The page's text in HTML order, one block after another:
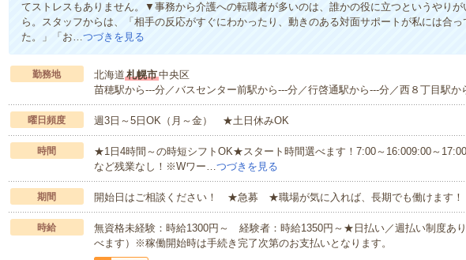
てストレスもありません。▼事務から介護への転職者が多いのは、誰かの役に立つというやりが
ら。スタッフからは、「相手の反応がすぐにわかったり、動きのある対面サポートが私には合っ
た。」「お…つづきを見る
勤務地 北海道札幌市中央区
苗穂駅から---分／バスセンター前駅から---分／行啓通駅から---分／西８丁目駅か
曜日頻度 週3日～5日OK（月～金） ★土日休みOK
時間
★1日4時間～の時短シフトOK★スタート時間選べます！7:00～16:009:00～
など残業なし！※Wワー…つづきを見る
期間 開始日はご相談ください！ ★急募 ★職場が気に入れば、長期でも働けます！
時給
無資格未経験：時給1300円～ 経験者：時給1350円～★日払い／週払い制度あ
べます）※稼働開始時は手続き完了次第のお支払いとなります。